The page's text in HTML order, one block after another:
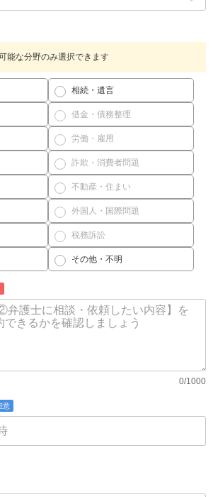
能な分野のみ選択できます
相続・遺言
借金・債務整理
労働・雇用
詐欺・消費者問題
不動産・住まい
外国人・国際問題
税務訴訟
その他・不明
0/1000
意